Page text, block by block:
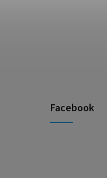
Facebook